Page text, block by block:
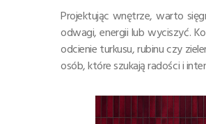
Projektując wnętrze, warto
odwagi, energii lub wyciszyć.
odcienie turkusu, rubinu czy
osób, które szukają radości i